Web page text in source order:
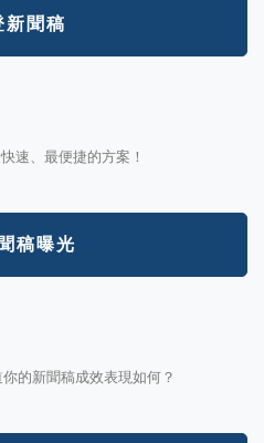
新聞稿
速、最便捷的方案！
稿曝光
的新聞稿成效表現如何？